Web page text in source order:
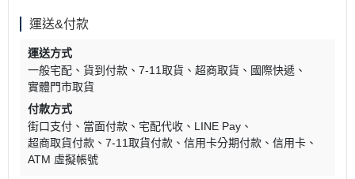
運送&付款
運送方式
一般宅配
貨到付款 7-11取貨 超商取貨
國際快遞
實體門市取貨
付款方式
街口支付
當面付款 宅配代收
LINE Pay
超商取貨付款
7-11取貨付款 信用卡分期付款
信用卡
ATM 虛擬帳號